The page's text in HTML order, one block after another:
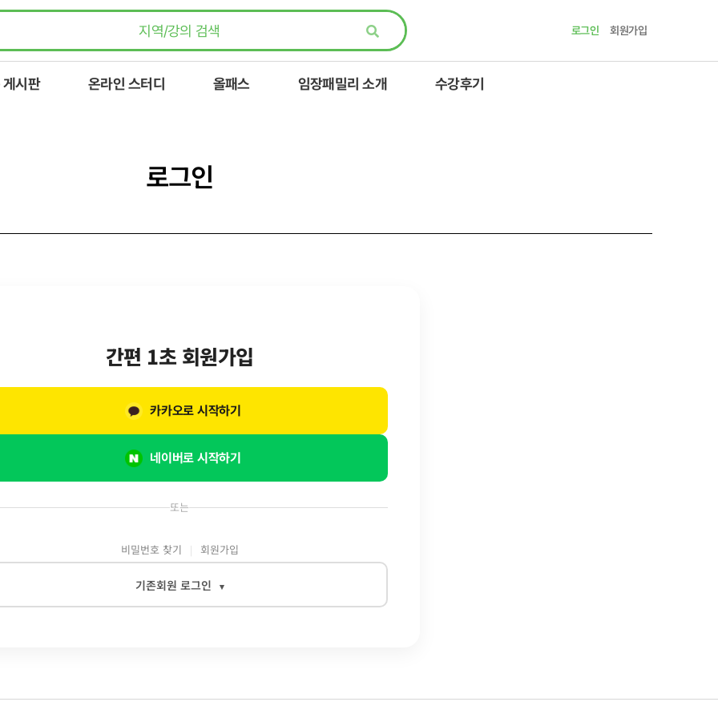
로그인 회원가입
시판 온라인 스터디 올패스 임장패밀리 소개 수강후기
로그인
또는
비밀번호 찾기 회원가입
기존회원 로그인 ▾
간편 1초 회원가입
네이버로 시작하기
카카오로 시작하기